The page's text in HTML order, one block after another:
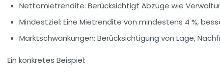
Nettomietrendite: Berücksichtigt Abzüge wie
Mindestziel: Eine Mietrendite von mindestens 4 %,
Marktschwankungen: Berücksichtigung von Lage,
Ein konkretes Beispiel: